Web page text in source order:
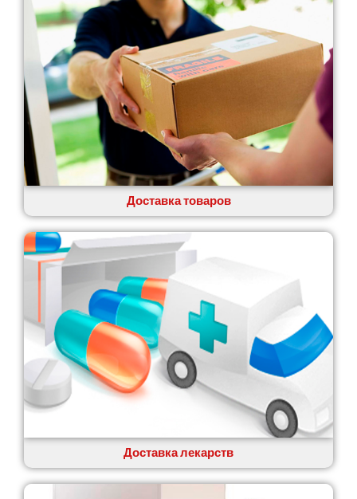
Гатное
Глеваха
Горишние Плавни
Гостомель
Харьков
Херсон
Хмельницкий
Хмельник
Ирпень
Ивано-Франковск
Измаил
Кагарлык
Калуш
Каменец-Подольский
Каменка
Каменское
Казатин
Кобеляки
Коцюбинское
Конотоп
Коростень
Корсунь-Шевченковский
Ковель
Козин
Доставка товаров
Доставка лекарств